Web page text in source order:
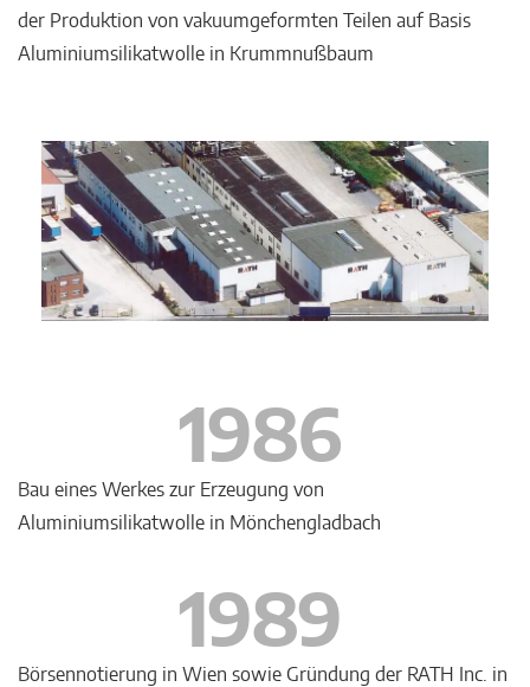
der Produktion von vakuumgeformten Teilen auf Basis
Aluminiumsilikatwolle in Krummnußbaum
1986
Bau eines Werkes zur Erzeugung von
Aluminiumsilikatwolle in Mönchengladbach
1989
Börsennotierung in Wien sowie Gründung der RATH Inc. in